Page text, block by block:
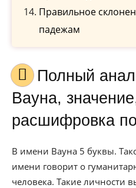
Правильное
падежам
Полный анализ имени
Вауна,
расшифровка
В имени Вауна 5 буквы.
имени говорит о
человека. Такие личности